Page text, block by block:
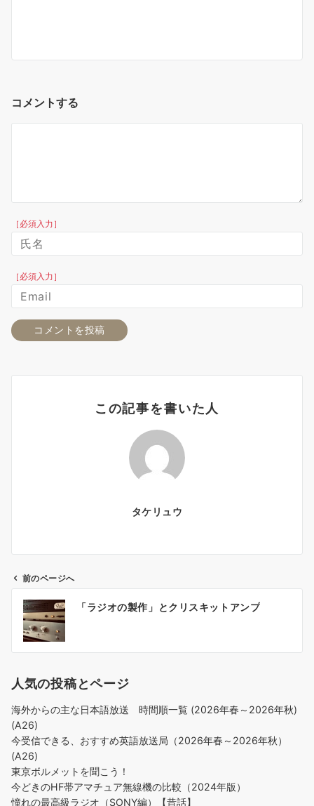
コメントする
［必須入力］
［必須入力］
この記事を書いた人
タケリュウ
ー
ョ
ン
前のページへ
「ラジオの製作」とクリスキットアンプ
人気の投稿とページ
海外からの主な日本語放送 時間順一覧 (2026年春～2026年秋)
(A26)
今受信できる、おすすめ英語放送局（2026年春～2026年秋）
(A26)
東京ボルメットを聞こう！
今どきのHF帯アマチュア無線機の比較（2024年版）
憧れの最高級ラジオ（SONY編）【昔話】